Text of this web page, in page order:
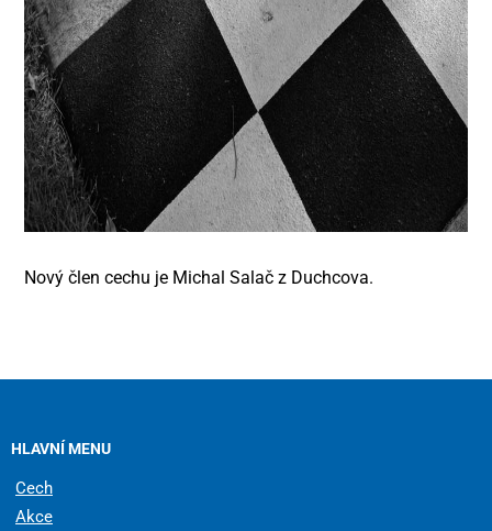
Nový člen cechu je Michal Salač z Duchcova.
HLAVNÍ MENU
Cech
Akce